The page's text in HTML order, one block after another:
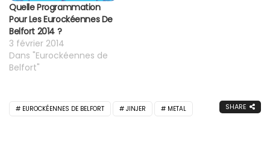
Quelle Programmation
Pour Les Eurockéennes De
Belfort 2014 ?
3 février 2014
Dans "Eurockéennes de
Belfort"
EUROCKÉENNES DE BELFORT JINJER METAL SHARE